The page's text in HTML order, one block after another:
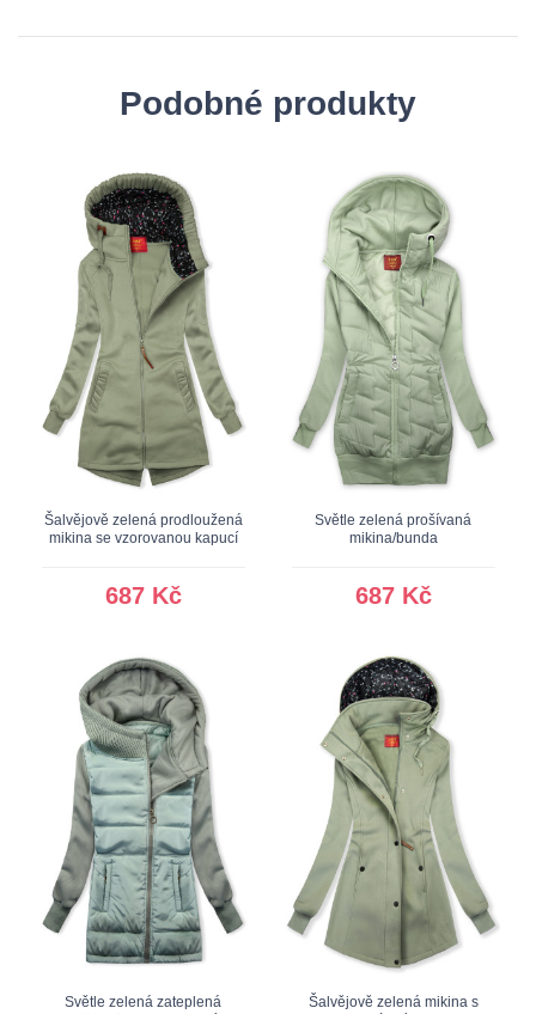
Podobné produkty
Šalvějově zelená prodloužená
mikina se vzorovanou kapucí
687 Kč
Světle zelená prošívaná
mikina/bunda
687 Kč
Světle zelená zateplená
Šalvějově zelená mikina s